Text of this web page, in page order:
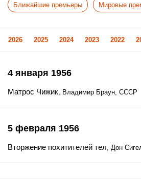
Ближайшие премьеры Мировые
2026 2025 2024 2023 2022
4 января 1956
Матрос Чижик, Владимир Браун, СССР
5 февраля 1956
Вторжение похитителей тел, Дон